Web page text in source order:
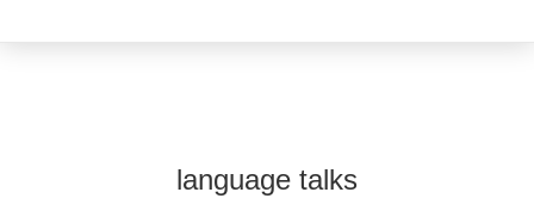
language talks